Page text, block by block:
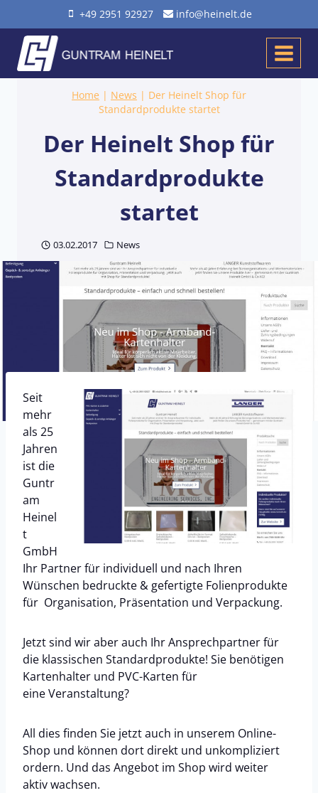
Inhalt
springen
+49 2951 92927 info@heinelt.de
Home | News | Der Heinelt Shop für
Standardprodukte startet
Der Heinelt Shop für
Standardprodukte
startet
03.02.2017 News
Seit
mehr
als 25
Jahren
ist die
Guntr
am
Heinel
t
GmbH
Ihr Partner für individuell und nach Ihren
Wünschen bedruckte & gefertigte Folienprodukte
für Organisation, Präsentation und Verpackung.
Jetzt sind wir aber auch Ihr Ansprechpartner für
die klassischen Standardprodukte! Sie benötigen
Kartenhalter und PVC-Karten für
eine Veranstaltung?
All dies finden Sie jetzt auch in unserem Online-
Shop und können dort direkt und unkompliziert
ordern. Und das Angebot im Shop wird weiter
aktiv wachsen.